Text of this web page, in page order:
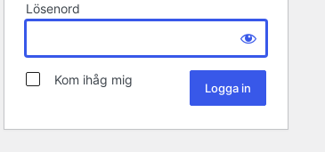
Lösenord
Kom ihåg mig